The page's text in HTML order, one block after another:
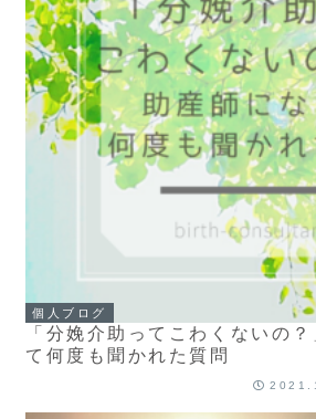
個人ブログ
「分娩介助ってこわくないの
て何度も聞かれた質問